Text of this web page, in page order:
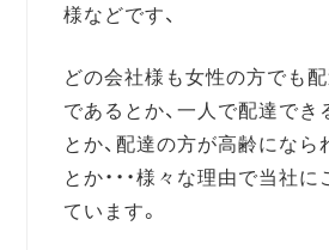
様などです、
どの会社様も女性の方でも
であるとか、一人で配達でき
とか、配達の方が高齢になら
とか・・・様々な理由で当社
ています。